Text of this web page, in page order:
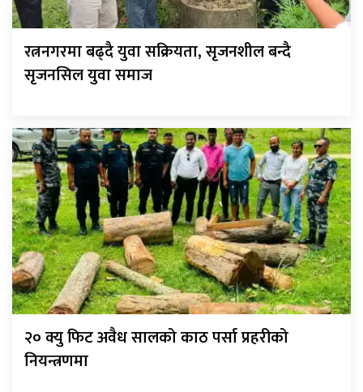
रत्ननगरमा बढ्दै युवा सक्रियता, सृजनशील बन्दै
सृजनसिल युवा समाज
२० क्यु फिट अवैध सालको काठ पर्सा प्रहरीको
नियन्त्रणमा